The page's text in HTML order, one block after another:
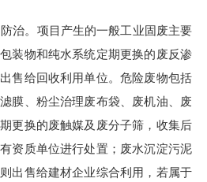
治。项目产生的一般工业固废主要
装物和纯水系统定期更换的废反渗
出售给回收利用单位。危险废物包括
膜、粉尘治理废布袋、废机油、废
更换的废触媒及废分子筛，收集后
资质单位进行处置；废水沉淀污泥
出售给建材企业综合利用 ，若属于